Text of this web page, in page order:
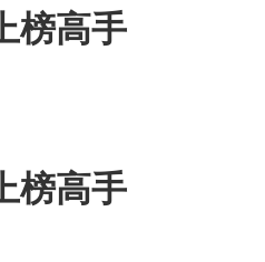
榜高手
榜高手